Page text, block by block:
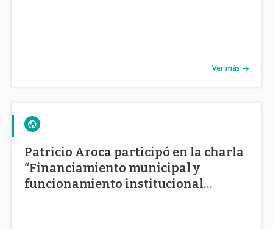
Ver más
Patricio Aroca participó en la charla
“Financiamiento municipal y
funcionamiento institucional